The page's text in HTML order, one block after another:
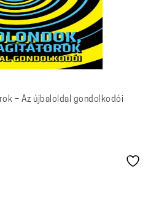
– Az újbaloldal gondolkodói